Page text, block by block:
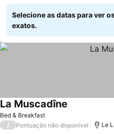
Selecione as datas para ver
exatos.
Bed & Breakfast
La Muscadîne
/ Pontuação não disponível Le